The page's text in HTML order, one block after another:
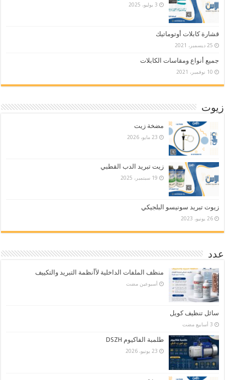
3 يوليو، 2025
قشارة كابلات أوتوماتيك
25 ديسمبر، 2021
جميع أنواع ومقاسات الكابلات
10 نوفمبر، 2021
زيوت
مضخة زيت
23 مايو، 2026
زيت تبريد الدب القطبي
19 سبتمبر، 2025
زيوت تبريد سونيسو البلجيكي
26 يونيو، 2023
عدد
منظف الملفات الداخلية لأأنظمة التبريد والتكييف
‏أسبوعين مضت
سائل تنظيف كويل
طلمبة الفاكيوم DSZH
23 يونيو، 2026